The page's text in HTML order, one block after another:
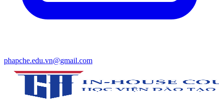
phapche.edu.vn@gmail.com